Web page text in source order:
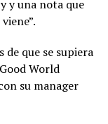
y una nota que
de que se supiera
World
su manager